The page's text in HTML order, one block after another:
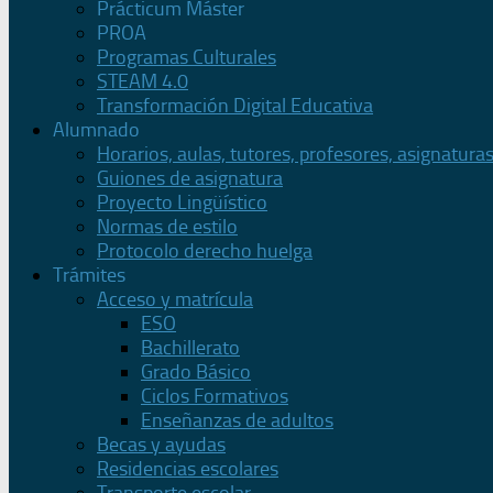
Prácticum Máster
PROA
Programas Culturales
STEAM 4.0
Transformación Digital Educativa
Alumnado
Horarios, aulas, tutores, profesores, asignaturas
Guiones de asignatura
Proyecto Lingüístico
Normas de estilo
Protocolo derecho huelga
Trámites
Acceso y matrícula
ESO
Bachillerato
Grado Básico
Ciclos Formativos
Enseñanzas de adultos
Becas y ayudas
Residencias escolares